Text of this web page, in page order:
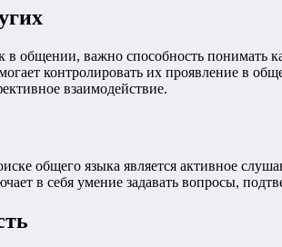
общении, важно способность понимать
контролировать их проявление в
взаимодействие.
общего языка является активное
в себя умение задавать вопросы,